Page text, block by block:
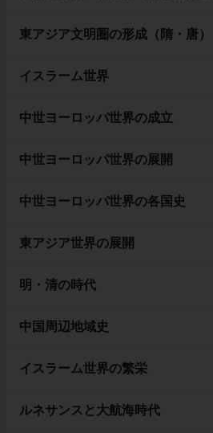
東アジア文明圏の形成（隋・唐）
イスラーム世界
中世ヨーロッパ世界の成立
中世ヨーロッパ世界の展開
中世ヨーロッパ世界の各国史
東アジア世界の展開
明・清の時代
中国周辺地域史
イスラーム世界の繁栄
ルネサンスと大航海時代